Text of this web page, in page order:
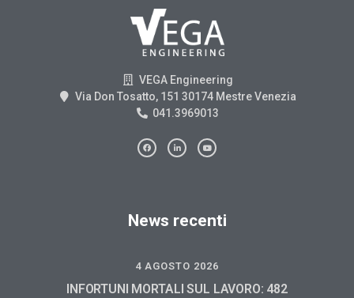
VEGA Engineering
Via Don Tosatto, 151 30174 Mestre Venezia
041.3969013
News recenti
4 AGOSTO 2026
INFORTUNI MORTALI SUL LAVORO: 482